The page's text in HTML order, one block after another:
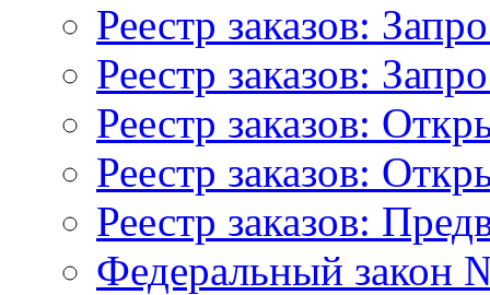
Реестр заказов:
Реестр заказов:
Реестр заказов:
Реестр заказов:
Реестр заказов:
Федеральный закон